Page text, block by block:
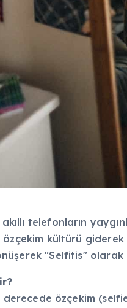
telefonların
kültürü giderek
"Selfitis"
derecede özçekim